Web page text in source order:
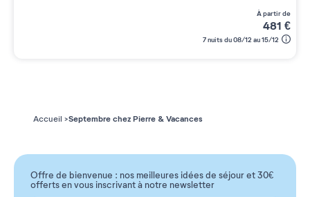
à partir de
481 €
7 nuits du 08/12 au 15/12
Accueil Septembre chez Pierre & Vacances
Offre de bienvenue : nos meilleures idées de séjour et 30€
offerts en vous inscrivant à notre newsletter